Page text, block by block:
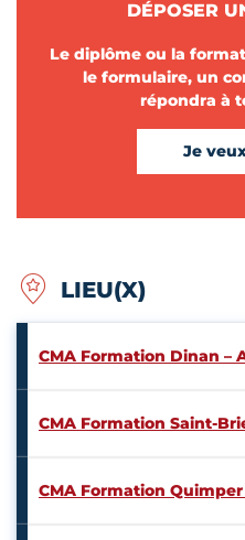
DÉPOSER
Le diplôme ou la
le formulaire, un
répondra à
Je
LIEU(X)
CMA Formation Dinan –
CMA Formation Saint-
CMA Formation Quimper